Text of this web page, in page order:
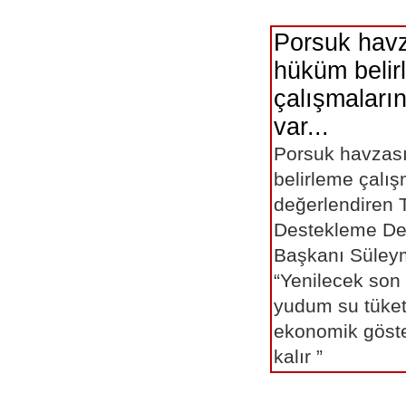
Porsuk
hüküm
var...
Porsuk
belirleme
değerlendiren
Destekleme
Başkanı
“Yenilecek
yudum su
ekonomik
kalır ”